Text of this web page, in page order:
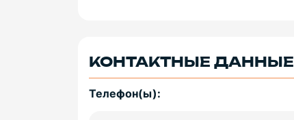
КОНТАКТНЫЕ ДАННЫЕ
Телефон(ы):